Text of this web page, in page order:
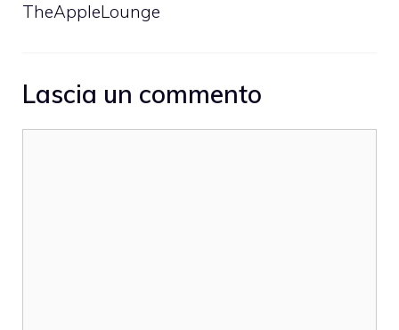
TheAppleLounge
Lascia un commento